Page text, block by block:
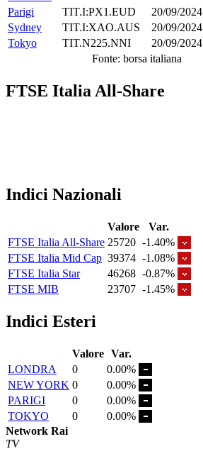
Parigi
TIT.I:PX1.EUD 20/09/2024
Sydney
TIT.I:XAO.AUS 20/09/2024
Tokyo
TIT.N225.NNI 20/09/2024
Fonte: borsa italiana
FTSE Italia All-Share
Indici Nazionali
Valore
Var.
FTSE Italia All-Share 25720 -1.40%
FTSE Italia Mid Cap 39374 -1.08%
FTSE Italia Star
46268 -0.87%
FTSE MIB
23707 -1.45%
Indici Esteri
Valore Var.
LONDRA
0
0.00%
NEW YORK 0
0.00%
PARIGI
0
0.00%
TOKYO
0
0.00%
Network Rai
TV